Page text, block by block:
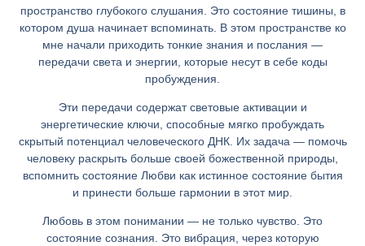
пространство глубокого слушания. Это состояние тишины, в
котором душа начинает вспоминать. В этом пространстве ко
мне начали приходить тонкие знания и послания —
передачи света и энергии, которые несут в себе коды
пробуждения.
Эти передачи содержат световые активации и
энергетические ключи, способные мягко пробуждать
скрытый потенциал человеческого ДНК. Их задача — помочь
человеку раскрыть больше своей божественной природы,
вспомнить состояние Любви как истинное состояние бытия
и принести больше гармонии в этот мир.
Любовь в этом понимании — не только чувство. Это
состояние сознания. Это вибрация, через которую